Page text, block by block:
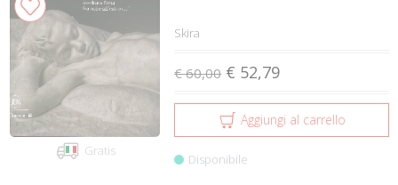
Gratis
Skira
€ 60,00 € 52,79
Aggiungi al carrello
Disponibile